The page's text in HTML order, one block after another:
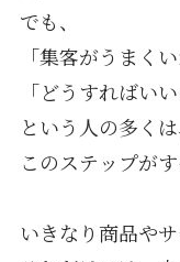
でも、
「集客がうまくい
「どうすればい
という人の多くは
このステップが
いきなり商品や